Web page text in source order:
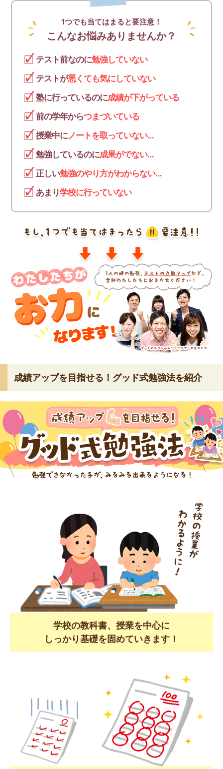
1つでも当てはまると要注意！
こんなお悩みありませんか？
テスト前なのに勉強していない
テストが悪くても気にしていない
塾に行っているのに成績が下がっている
前の学年からつまづいている
授業中にノートを取っていない…
勉強しているのに成果がでない…
正しい勉強のやり方がわからない…
あまり学校に行っていない
成績アップを目指せる！グッド式勉強法を紹介
学校の教科書、授業を中心に
しっかり基礎を固めていきます！